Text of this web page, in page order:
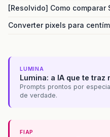
[Resolvido] Como comparar
Converter pixels para
LUMINA
Lumina: a IA que te traz
Prompts prontos por
de verdade.
FIAP